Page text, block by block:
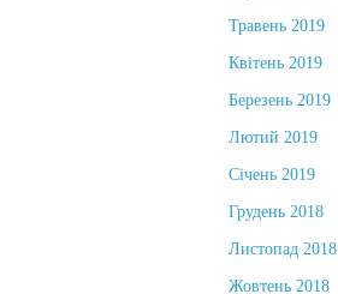
Травень 2019
Квітень 2019
Березень 2019
Лютий 2019
Січень 2019
Грудень 2018
Листопад 2018
Жовтень 2018